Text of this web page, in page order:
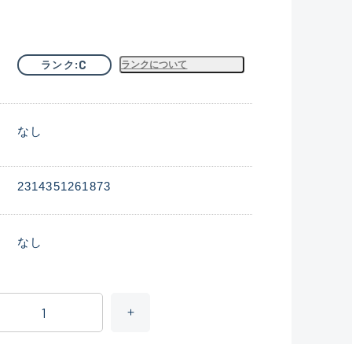
ランク C ランクについて
なし
2314351261873
なし